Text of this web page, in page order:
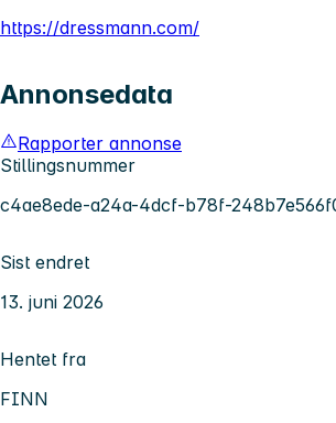
https://dressmann.com/
Annonsedata
Rapporter annonse
Stillingsnummer
c4ae8ede-a24a-4dcf-b78f-
Sist endret
13. juni 2026
Hentet fra
FINN